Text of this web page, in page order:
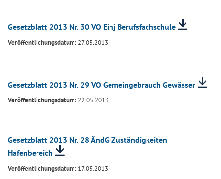
Gesetzblatt 2013 Nr. 30 VO Einj Berufsfachschule
Veröffentlichungsdatum: 27.05.2013
Gesetzblatt 2013 Nr. 29 VO Gemeingebrauch Gewässer
Veröffentlichungsdatum: 22.05.2013
Gesetzblatt 2013 Nr. 28 ÄndG Zuständigkeiten
Hafenbereich
Veröffentlichungsdatum: 17.05.2013